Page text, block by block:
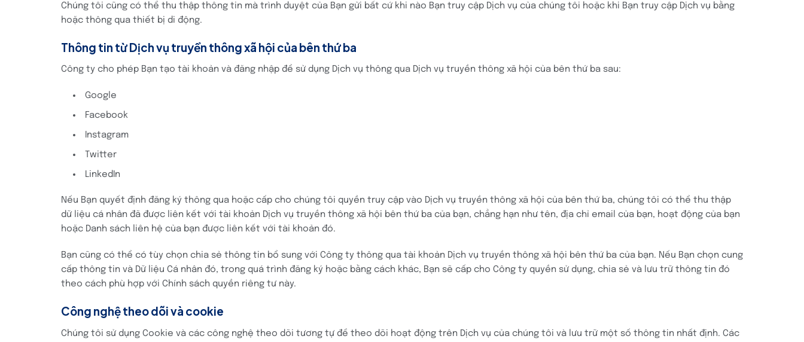
Chúng tôi cũng có thể thu thập thông tin mà trình duyệt của Bạn gửi bất cứ khi nào Bạn truy cập Dịch vụ của chúng tôi hoặc khi Bạn truy cập Dịch vụ bằng
hoặc thông qua thiết bị di động.
Thông tin từ Dịch vụ truyền thông xã hội của bên thứ ba
Công ty cho phép Bạn tạo tài khoản và đăng nhập để sử dụng Dịch vụ thông qua Dịch vụ truyền thông xã hội của bên thứ ba sau:
Google
Facebook
Instagram
Twitter
LinkedIn
Nếu Bạn quyết định đăng ký thông qua hoặc cấp cho chúng tôi quyền truy cập vào Dịch vụ truyền thông xã hội của bên thứ ba, chúng tôi có thể thu thập
dữ liệu cá nhân đã được liên kết với tài khoản Dịch vụ truyền thông xã hội bên thứ ba của bạn, chẳng hạn như tên, địa chỉ email của bạn, hoạt động của bạn
hoặc Danh sách liên hệ của bạn được liên kết với tài khoản đó.
Bạn cũng có thể có tùy chọn chia sẻ thông tin bổ sung với Công ty thông qua tài khoản Dịch vụ truyền thông xã hội bên thứ ba của bạn. Nếu Bạn chọn cung
cấp thông tin và Dữ liệu Cá nhân đó, trong quá trình đăng ký hoặc bằng cách khác, Bạn sẽ cấp cho Công ty quyền sử dụng, chia sẻ và lưu trữ thông tin đó
theo cách phù hợp với Chính sách quyền riêng tư này.
Công nghệ theo dõi và cookie
Chúng tôi sử dụng Cookie và các công nghệ theo dõi tương tự để theo dõi hoạt động trên Dịch vụ của chúng tôi và lưu trữ một số thông tin nhất định. Các